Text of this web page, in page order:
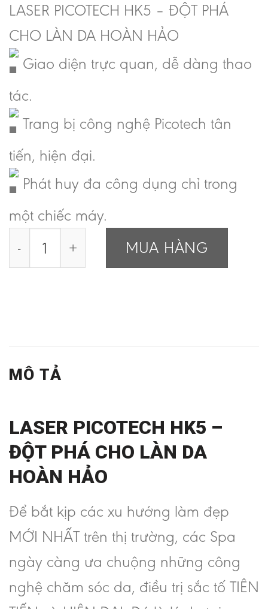
LASER PICOTECH HK5 – ĐỘT PHÁ
CHO LÀN DA HOÀN HẢO
Giao diện trực quan, dễ dàng thao
tác.
Trang bị công nghệ Picotech tân
tiến, hiện đại.
Phát huy đa công dụng chỉ trong
một chiếc máy.
Laser Pico HK5 số lượngMUA HÀNG
MÔ TẢ
LASER PICOTECH HK5 –
ĐỘT PHÁ CHO LÀN DA
HOÀN HẢO
Để bắt kịp các xu hướng làm đẹp
MỚI NHẤT trên thị trường, các Spa
ngày càng ưa chuộng những công
nghệ chăm sóc da, điều trị sắc tố TIÊN